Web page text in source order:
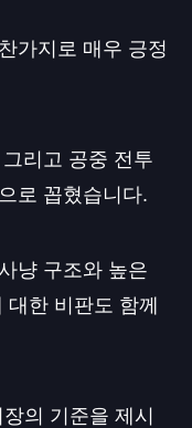
가지로 매우 긍정
리고 공중 전투
로 꼽혔습니다.
냥 구조와 높은
대한 비판도 함께
의 기준을 제시